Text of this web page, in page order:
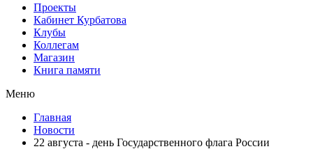
Проекты
Кабинет Курбатова
Клубы
Коллегам
Магазин
Книга памяти
Меню
Главная
Новости
22 августа - день Государственного флага России